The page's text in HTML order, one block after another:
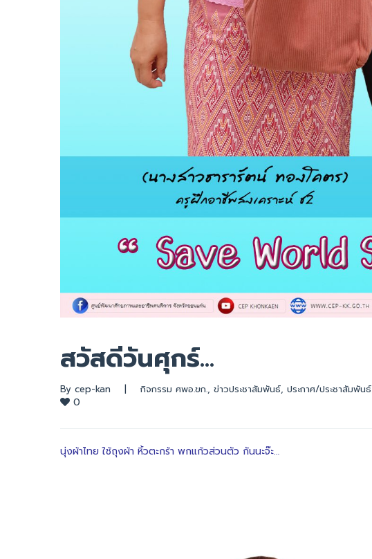
สวัสดีวันศุกร์…
By cep-kan กิจกรรม ศพอ.ขก., ข่าวประชาสัมพันธ์, ประกาศ/ประชาสัมพันธ์
0
นุ่งผ้าไทย ใช้ถุงผ้า หิ้วตะกร้า พกแก้วส่วนตัว กันนะจ๊ะ…